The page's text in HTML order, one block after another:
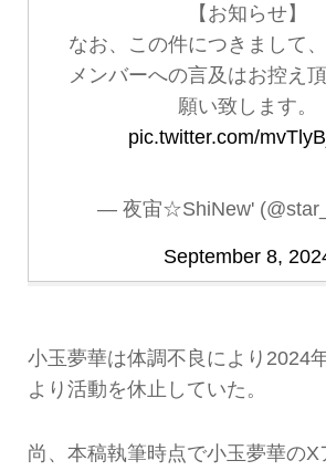
【お知らせ】
なお、この件につきまして
メンバーへの言及はお控え
願い致します。
pic.twitter.com/
— 夜宙☆ShiNew'
September 8,
小玉夢華は体調不良により2024
より活動を休止していた。
尚、本稿執筆時点で小玉夢華のX